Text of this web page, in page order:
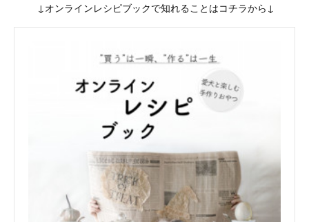
↓オンラインレシピブックで知れることはコチラから↓